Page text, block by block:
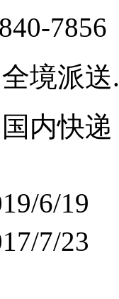
7856
境派送
内快递
6/19
7/23